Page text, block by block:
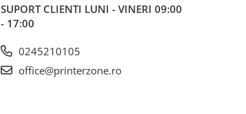
SUPORT CLIENTI LUNI - VINERI 09:00
- 17:00
0245210105
office@printerzone.ro